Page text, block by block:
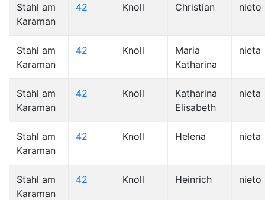
Stahl am
Karaman
42 Knoll Christian nieto
Stahl am
Karaman
42 Knoll
Maria
Katharina
nieta
Stahl am
Karaman
42 Knoll
Katharina
Elisabeth
nieta
Stahl am
Karaman
42 Knoll Helena nieta
Stahl am
Karaman
42 Knoll Heinrich nieto